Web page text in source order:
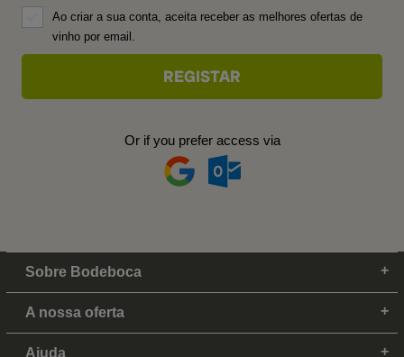
Ao criar a sua conta, aceita receber as melhores ofertas de
vinho por email.
Or if you prefer access via
Sobre Bodeboca
A nossa oferta
Ajuda